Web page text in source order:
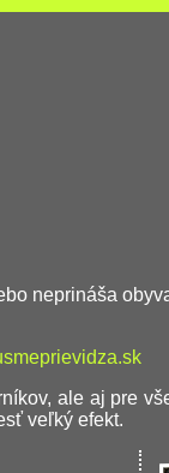
neprináša
ale aj pre
veľký efekt.